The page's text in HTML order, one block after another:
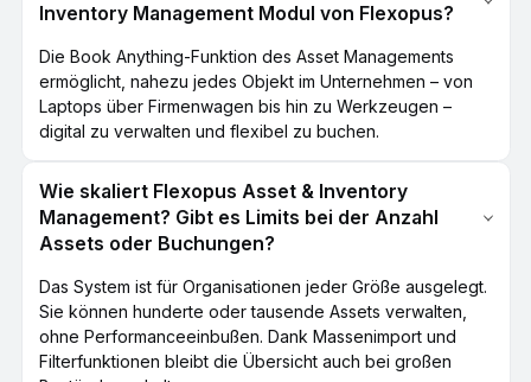
Inventory Management Modul von Flexopus?
Die Book Anything-Funktion des Asset Managements
ermöglicht, nahezu jedes Objekt im Unternehmen – von
Laptops über Firmenwagen bis hin zu Werkzeugen –
digital zu verwalten und flexibel zu buchen.
Wie skaliert Flexopus Asset & Inventory
Management? Gibt es Limits bei der Anzahl
Assets oder Buchungen?
Das System ist für Organisationen jeder Größe ausgelegt.
Sie können hunderte oder tausende Assets verwalten,
ohne Performanceeinbußen. Dank Massenimport und
Filterfunktionen bleibt die Übersicht auch bei großen